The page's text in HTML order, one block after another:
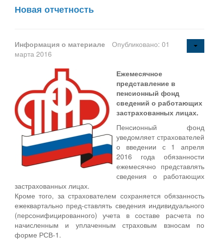
Новая отчетность
Информация о материале
Опубликовано: 01
марта 2016
Ежемесячное
представление в
пенсионный фонд
сведений о работающих
застрахованных лицах.
Пенсионный фонд
уведомляет страхователей
о введении с 1 апреля
2016 года обязанности
ежемесячно представлять
сведения о работающих
застрахованных лицах.
Кроме того, за страхователем сохраняется обязанность
ежеквартально пред-ставлять сведения индивидуального
(персонифицированного) учета в составе расчета по
начисленным и уплаченным страховым взносам по
форме РСВ-1.